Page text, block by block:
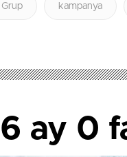
Grup kampanya
ay 0